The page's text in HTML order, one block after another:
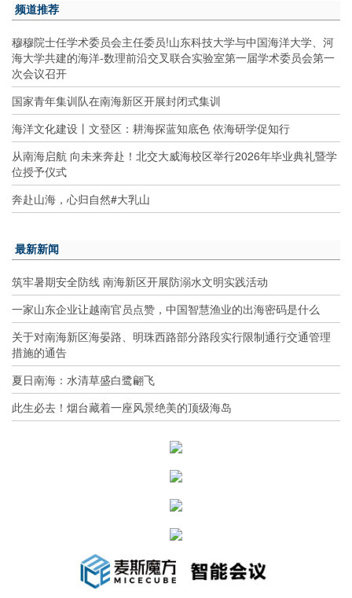
频道推荐
穆穆院士任学术委员会主任委员!山东科技大学与中国海洋大学、河
海大学共建的海洋-数理前沿交叉联合实验室第一届学术委员会第一
次会议召开
国家青年集训队在南海新区开展封闭式集训
海洋文化建设丨文登区：耕海探蓝知底色 依海研学促知行
从南海启航 向未来奔赴！北交大威海校区举行2026年毕业典礼暨学
位授予仪式
奔赴山海，心归自然#大乳山
最新新闻
筑牢暑期安全防线 南海新区开展防溺水文明实践活动
一家山东企业让越南官员点赞，中国智慧渔业的出海密码是什么
关于对南海新区海晏路、明珠西路部分路段实行限制通行交通管理
措施的通告
夏日南海：水清草盛白鹭翩飞
此生必去！烟台藏着一座风景绝美的顶级海岛